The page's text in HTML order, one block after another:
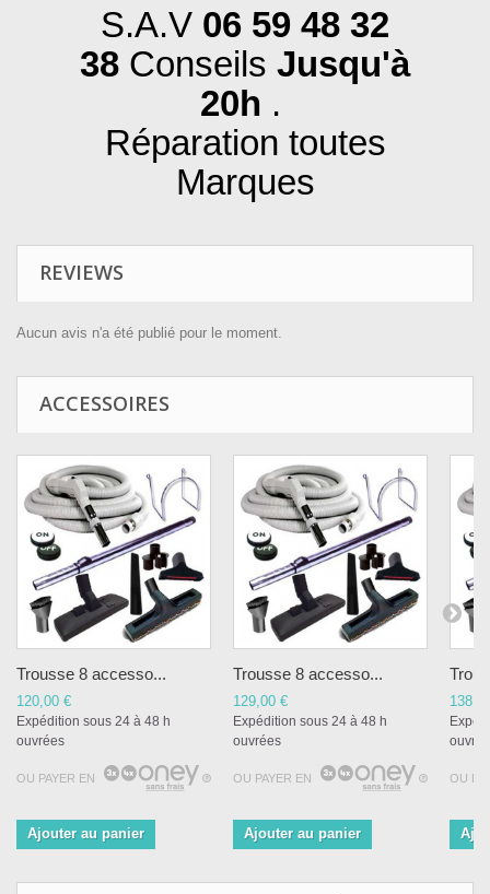
S.A.V 06 59 48 32
38 Conseils Jusqu'à
20h .
Réparation toutes
Marques
REVIEWS
Aucun avis n'a été publié pour le moment.
ACCESSOIRES
Trousse 8 accesso...
120,00 €
Expédition sous 24 à 48 h
ouvrées
OU PAYER EN
Ajouter au panier
Trousse 8 accesso...
129,00 €
Expédition sous 24 à 48 h
ouvrées
OU PAYER EN
Ajouter au panier
OU